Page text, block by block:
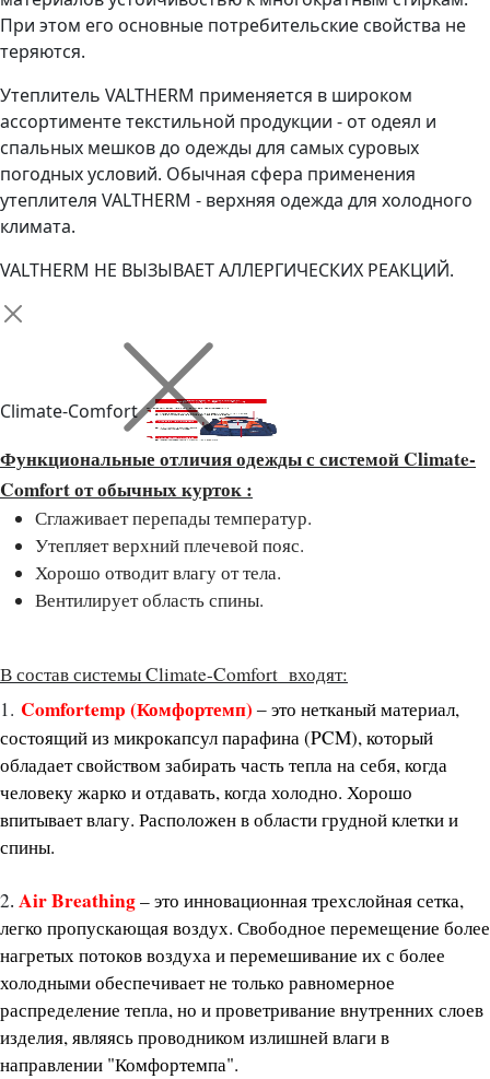
При этом его основные потребительские свойства не
теряются.
Утеплитель VALTHERM применяется в широком
ассортименте текстильной продукции - от одеял и
спальных мешков до одежды для самых суровых
погодных условий. Обычная сфера применения
утеплителя VALTHERM - верхняя одежда для холодного
климата.
VALTHERM НЕ ВЫЗЫВАЕТ АЛЛЕРГИЧЕСКИХ РЕАКЦИЙ.
Climate-Comfort
Функциональные отличия одежды с системой Climate-
Comfort от обычных курток :
Сглаживает перепады температур.
Утепляет верхний плечевой пояс.
Хорошо отводит влагу от тела.
Вентилирует область спины.
В состав системы Climate-Comfort входят:
1. Comfortemp (Комфортемп) – это нетканый материал,
состоящий из микрокапсул парафина (PCM), который
обладает свойством забирать часть тепла на себя, когда
человеку жарко и отдавать, когда холодно. Хорошо
впитывает влагу. Расположен в области грудной клетки и
спины.
2. Air Breathing–это инновационная трехслойная сетка,
легко пропускающая воздух. Свободное перемещение более
нагретых потоков воздуха и перемешивание их с более
холодными обеспечивает не только равномерное
распределение тепла, но и проветривание внутренних слоев
изделия, являясь проводником излишней влаги в
направлении "Комфортемпа".